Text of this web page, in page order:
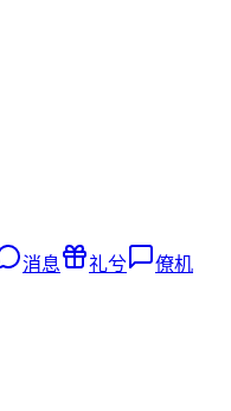
消息 礼兮 僚机